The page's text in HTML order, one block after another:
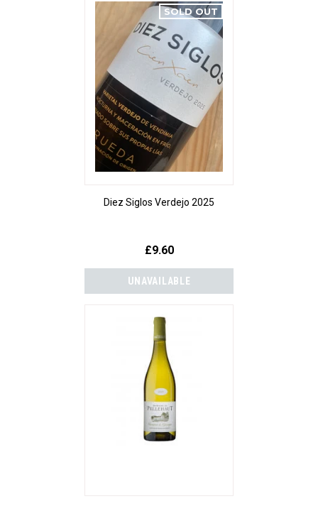
SOLD OUT
Diez Siglos Verdejo 2025
£9.60